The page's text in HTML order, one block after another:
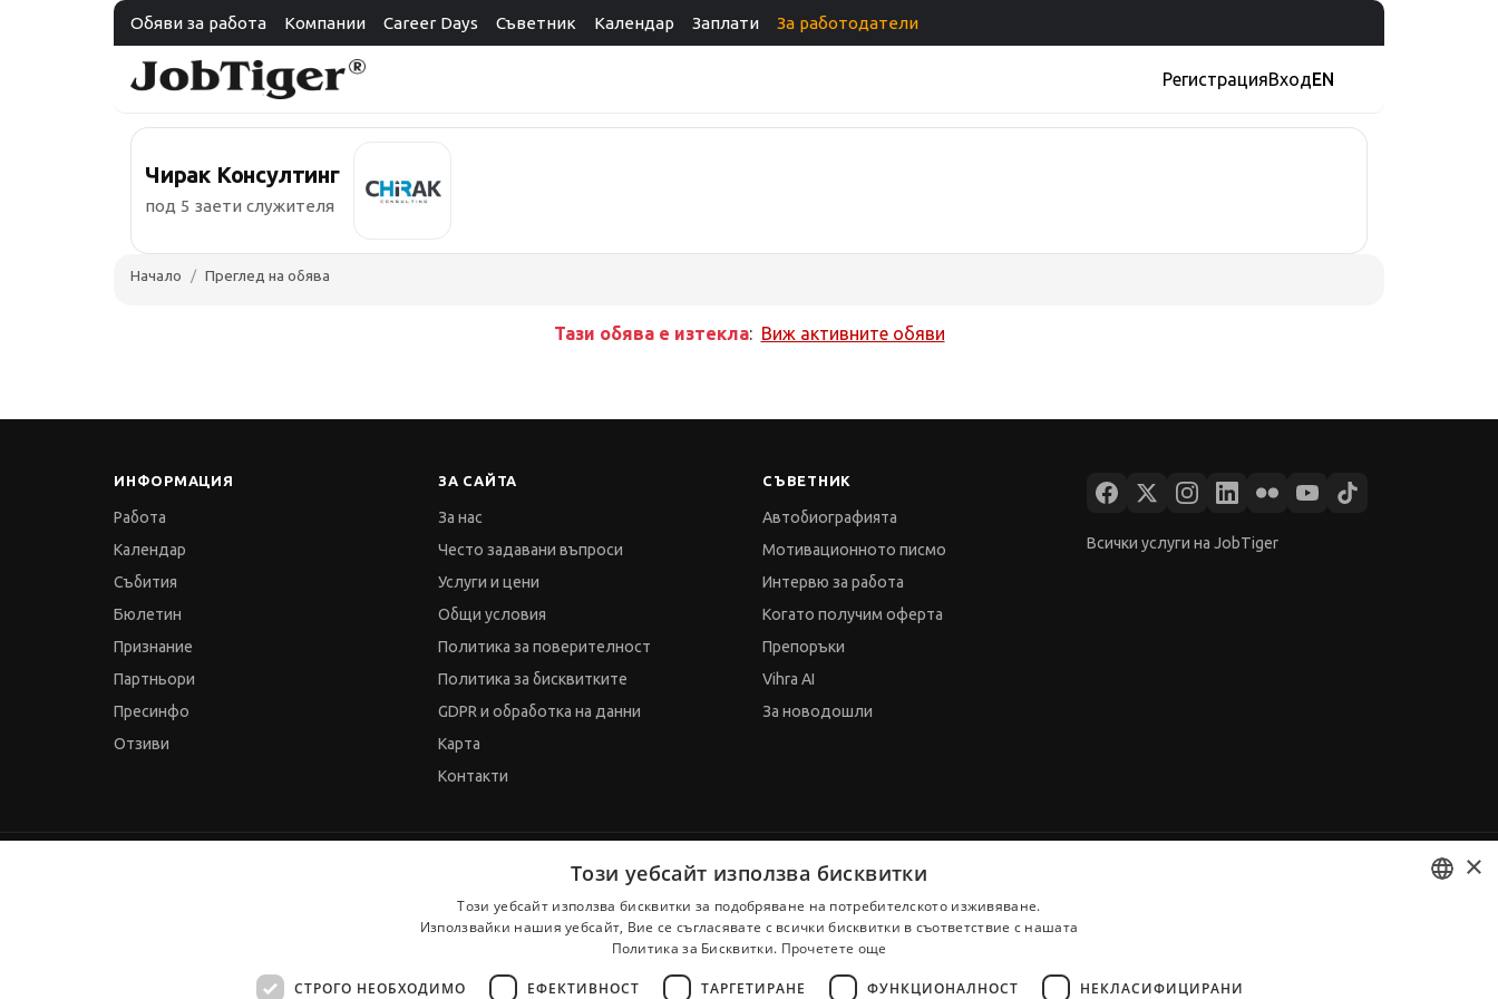
Обяви за работа Компании Career Days Съветник Календар Заплати За работодатели
РегистрацияВходEN
Чирак Консултинг
под 5 заети служителя
Начало Преглед на обява
Тази обява е изтекла: Виж активните обяви
ИНФОРМАЦИЯ
Работа
Календар
Събития
Бюлетин
Признание
Партньори
Пресинфо
Отзиви
ЗА САЙТА
За нас
Често задавани въпроси
Услуги и цени
Общи условия
Политика за поверителност
Политика за бисквитките
GDPR и обработка на данни
Карта
Контакти
СЪВЕТНИК
Автобиографията
Мотивационното писмо
Интервю за работа
Когато получим оферта
Препоръки
Vihra AI
За новодошли
Всички услуги на JobTiger
×
Този уебсайт използва бисквитки
Този уебсайт използва бисквитки за подобряване на потребителското изживяване.
Използвайки нашия уебсайт, Вие се съгласявате с всички бисквитки в съответствие с нашата
Политика за Бисквитки. Прочетете още
СТРОГО НЕОБХОДИМО ЕФЕКТИВНОСТ ТАРГЕТИРАНЕ ФУНКЦИОНАЛНОСТ НЕКЛАСИФИЦИРАНИ